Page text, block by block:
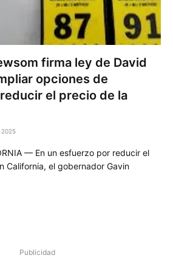
firma ley de David
opciones de
el precio de la
2025
— En un esfuerzo por reducir el
California, el gobernador Gavin
Publicidad